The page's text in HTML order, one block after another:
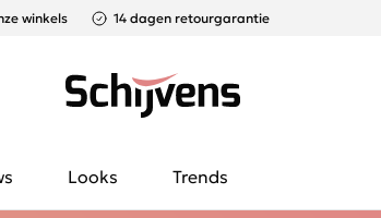
winkels 14 dagen retourgarantie
Looks Trends